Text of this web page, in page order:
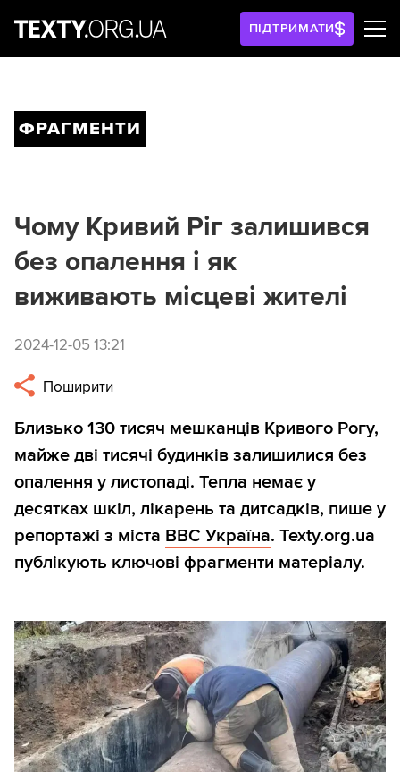
ПІДТРИМАТИ
ФРАГМЕНТИ
Чому Кривий Ріг залишився
без опалення і як
виживають місцеві жителі
2024-12-05 13:21
Поширити
Близько 130 тисяч мешканців Кривого Рогу,
майже дві тисячі будинків залишилися без
опалення у листопаді. Тепла немає у
десятках шкіл, лікарень та дитсадків, пише у
репортажі з міста BBC Україна. Texty.org.ua
публікують ключові фрагменти матеріалу.